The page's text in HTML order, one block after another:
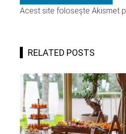
Acest site folosește Akismet
RELATED POSTS